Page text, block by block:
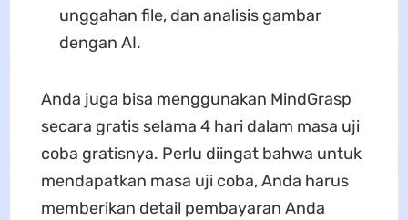
unggahan file, dan analisis gambar
dengan AI.
Anda juga bisa menggunakan MindGrasp
secara gratis selama 4 hari dalam masa uji
coba gratisnya. Perlu diingat bahwa untuk
mendapatkan masa uji coba, Anda harus
memberikan detail pembayaran Anda